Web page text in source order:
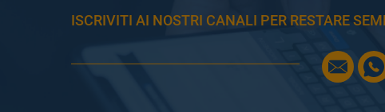
ISCRIVITI AI NOSTRI CANALI PER RESTARE